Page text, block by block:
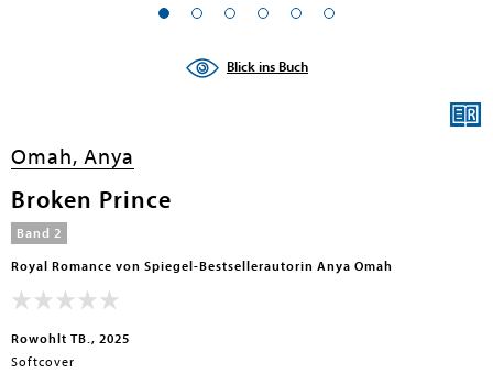
Blick ins Buch
Omah, Anya
Broken Prince
Band 2
Royal Romance von Spiegel-Bestsellerautorin Anya Omah
Rowohlt TB., 2025
Softcover